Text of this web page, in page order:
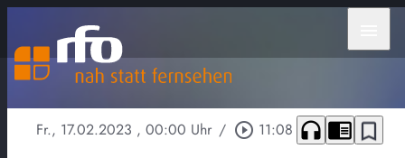
Fr., 17.02.2023 , 00:00 Uhr / play_circle_outline 11:08 headphones chrome_reader_mode bookmark_border